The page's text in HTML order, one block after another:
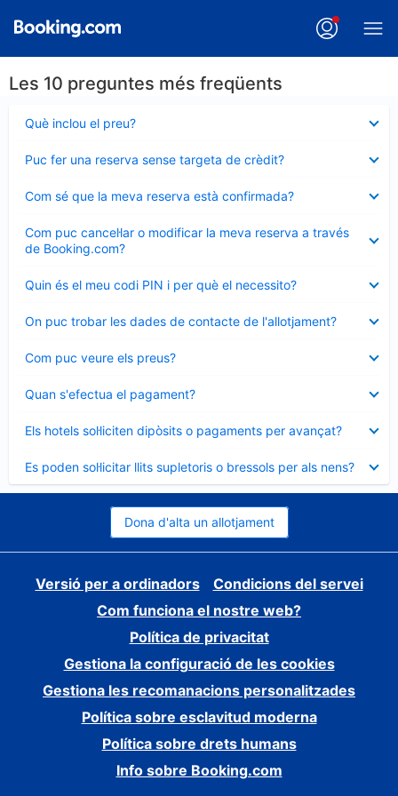
Les 10 preguntes més freqüents
Què inclou el preu?
tancat
Puc fer una reserva sense targeta de crèdit?
tancat
Com sé que la meva reserva està confirmada?
tancat
Com puc cancel·lar o modificar la meva reserva a través
de Booking.com?
tancat
Quin és el meu codi PIN i per què el necessito?
tancat
On puc trobar les dades de contacte de l'allotjament?
tancat
Com puc veure els preus?
tancat
Quan s'efectua el pagament?
tancat
Els hotels sol·liciten dipòsits o pagaments per avançat?
tancat
Es poden sol·licitar llits supletoris o bressols per als nens?
tancat
Dona d'alta un allotjament
Versió per a ordinadors
Condicions del servei
Com funciona el nostre web?
Política de privacitat
Gestiona la configuració de les cookies
Gestiona les recomanacions personalitzades
Política sobre esclavitud moderna
Política sobre drets humans
Info sobre Booking.com